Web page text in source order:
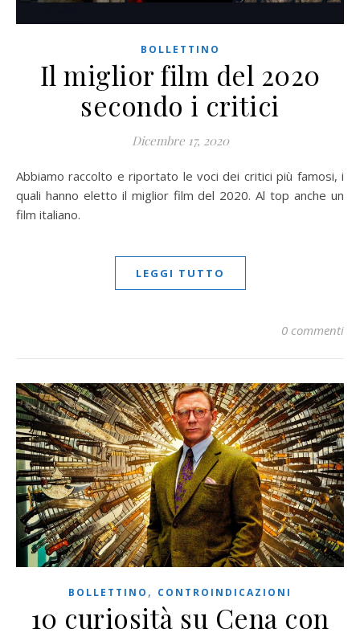
BOLLETTINO
Il miglior film del 2020
secondo i critici
Dicembre 17, 2020
Abbiamo raccolto e riportato le voci dei critici più famosi, i
quali hanno eletto il miglior film del 2020. Al top anche un
film italiano.
LEGGI TUTTO
0 commenti
BOLLETTINO , CONTROINDICAZIONI
10 curiosità su Cena con